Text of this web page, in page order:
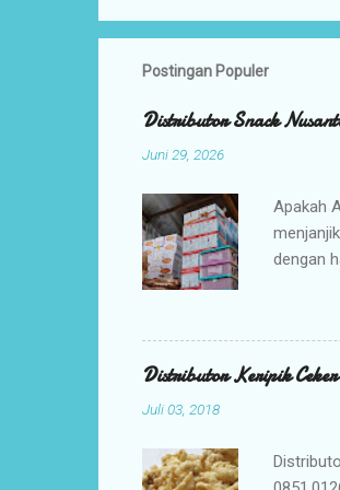
Postingan Populer
Distributor Snack
Juni 29, 2026
Apakah
dengan
jajanan
kami
Distributor Keripik
Juli 03, 2018